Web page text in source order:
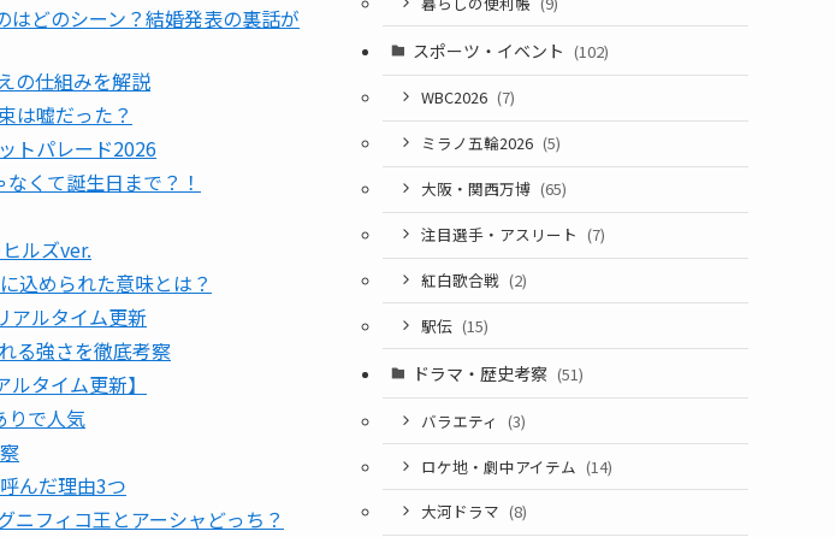
はどのシーン？結婚発表の裏話が
の仕組みを解説
は嘘だった？
トパレード2026
くて誕生日まで？！
ルズver.
込められた意味とは？
アルタイム更新
る強さを徹底考察
タイム更新】
りで人気
んだ理由3つ
ニフィコ王とアーシャどっち？
スポーツ・イベント (102)
WBC2026 (7)
ミラノ五輪2026 (5)
大阪・関西万博 (65)
注目選手・アスリート (7)
紅白歌合戦 (2)
駅伝 (15)
ドラマ・歴史考察 (51)
バラエティ (3)
ロケ地・劇中アイテム (14)
大河ドラマ (8)